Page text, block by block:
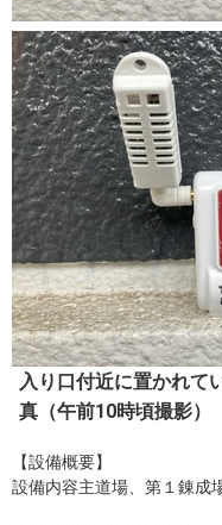
入り口付近に置かれて
真（午前10時頃撮影）
【設備概要】
設備内容主道場、第１錬成